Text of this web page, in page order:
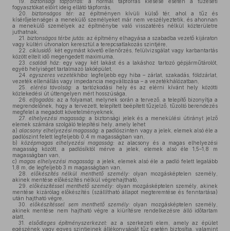
fogyasztókat előírt ideig ellátó tápforrás,
20.
biztonságos tér: az építményen kívüli külső tér, ahol a tűz és
kísérőjelenségei a menekülő személyeket már nem veszélyeztetik, és ahonnan
a menekülő személyek az építménybe való visszatérés nélkül közterületre
juthatnak,
21. biztonságos térbe jutás: az építmény elhagyása a szabadba vezető kijáraton
vagy kültéri útvonalon keresztül a terepcsatlakozás szintjére,
22.
ciklusidő: két egymást követő ellenőrzés, felülvizsgálat vagy karbantartás
között eltelt idő megengedett maximuma,
23.
családi ház: egy vagy két lakást és a lakáshoz tartozó gépjárműtárolót,
egyéb helyiséget tartalmazó lakóépület,
24.
egyszeres vezetékhiba: legfeljebb egy hiba – zárlat, szakadás, földzárlat,
vezeték ellenállás vagy impedancia megváltozása – a vezetékhálózatban,
25.
elérési távolság:
a tartózkodási hely és az elérni kívánt hely közötti
közlekedési út úttengelyen mért hosszúsága,
26.
elfogadás: az a folyamat, melynek során a tervező, a telepítő bizonyítja a
megrendelőnek, hogy a tervezett, telepített beépített tűzjelző, tűzoltó berendezés
megfelel a megadott követelményeknek,
27.
elhelyezési magasság: a biztonsági jelek és a menekülési útirányt jelző
elemek számára szolgáló telepítési hely, amely lehet
a) alacsony elhelyezési magasság: a padlószinten vagy a jelek, elemek alsó éle a
padlószint felett legfeljebb 0,4 m magasságban van,
b)
középmagas elhelyezési magasság: az alacsony és a magas elhelyezési
magasság között, a padlósíktól mérve a jelek, elemek alsó éle 1,5–1,8 m
magasságban van,
c) magas elhelyezési magasság: a jelek, elemek alsó éle a padló felett legalább
1,8 m, de legfeljebb 3 m magasságban van,
28.
előkészítés nélkül menthető személy: olyan mozgásképtelen személy,
akinek mentése előkészítés nélkül végrehajtható,
29.
előkészítéssel menthető személy: olyan mozgásképtelen személy, akinek
mentése kizárólag előkészítés (szállítható állapot megteremtése és fenntartása)
után hajtható végre,
30.
előkészítéssel sem menthető személy: olyan mozgásképtelen személy,
akinek mentése nem hajtható végre a kiürítésre rendelkezésre álló időtartam
alatt,
31.
elsődleges építményszerkezet: az a szerkezeti elem, amely az épület
egészének vagy egyes szintjeinek állékonyságát tűz esetén biztosítja, valamint